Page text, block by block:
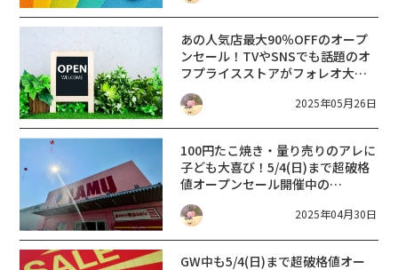
あの人気店最大90％OFFのオープ
ンセール！TVやSNSでも話題のオ
フプライスストアがフォレオ大津
一里山にOPEN【5/29ニューオー
プン】AENA【2025年 滋賀 新店】
2025年05月26日
100円たこ焼き・量り売りのアレに
子ども大喜び！5/4(日)まで超破格
値オープンセール開催中の
LAMU【行ってきた】メガディスカ
ウント ラ・ムー瀬田店【滋賀 新店
2025年04月30日
GW中も5/4(日)まで超破格値オー